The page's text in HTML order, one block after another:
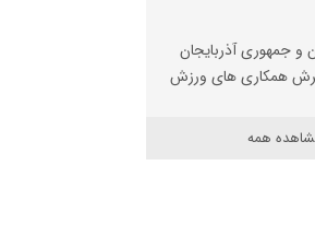
و جمهوری آذربایجان
همکاری‌ های ورزش
همه